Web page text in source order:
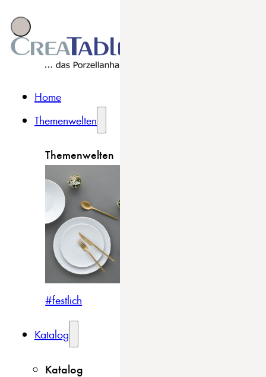
Home
Themenwelten
Themenwelten
#festlich
Katalog
Katalog